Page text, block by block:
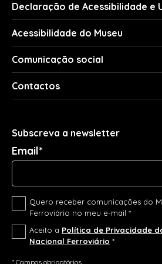
Declaração de Acessibilidade e
Acessibilidade do Museu
Comunicação social
Contactos
Subscreva a newsletter
Email*
Quero receber comunicações do
Ferroviário no meu e-mail *
Aceito a Política de Privacidade
Nacional Ferroviário *
* Campos obrigatórios